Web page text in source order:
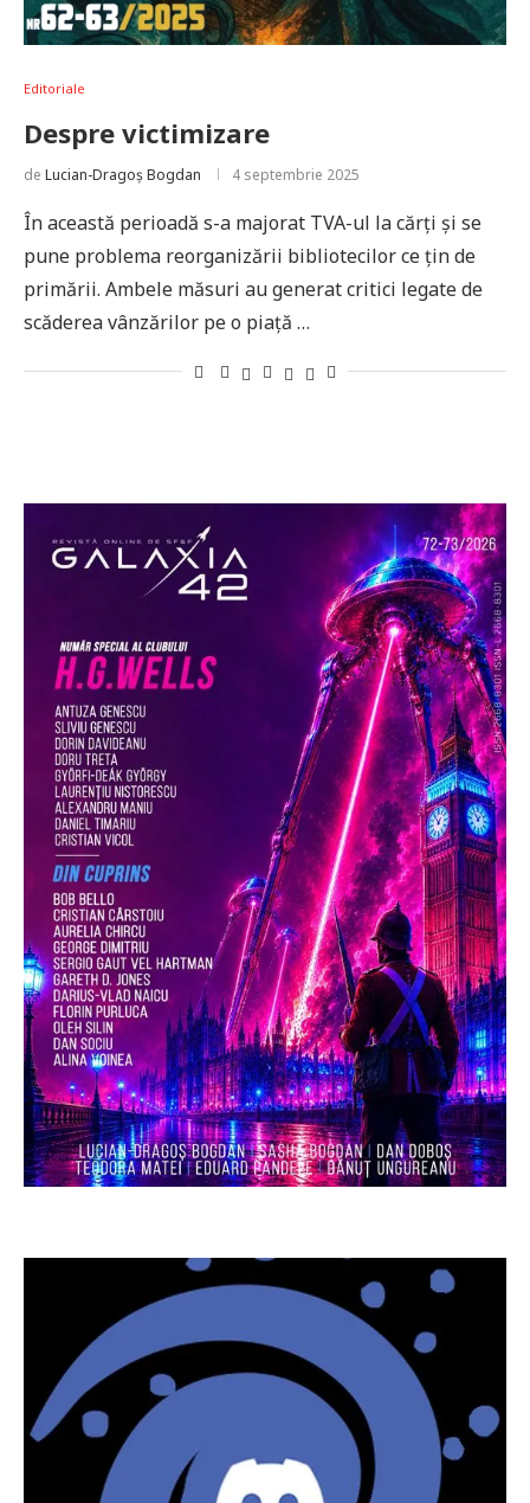
Editoriale
Despre victimizare
de Lucian-Dragoș Bogdan 4 septembrie 2025
În această perioadă s-a majorat TVA-ul la cărți și se
pune problema reorganizării bibliotecilor ce țin de
primării. Ambele măsuri au generat critici legate de
scăderea vânzărilor pe o piață …